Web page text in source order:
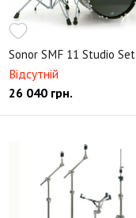
Sonor SMF 11 Studio Set
Відсутній
26 040 грн.